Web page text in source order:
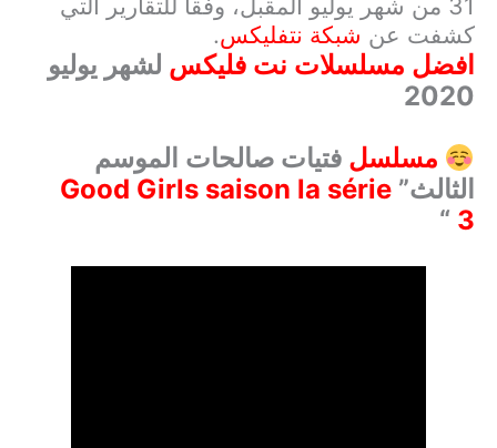
كشفت عنشبكة نتفليكس.
افضل مسلسلات نت فلیکس لشهر يوليو
2020
مسلسلفتيات صالحات الموسم
الثالث”
la série
Good Girls saison
3
“